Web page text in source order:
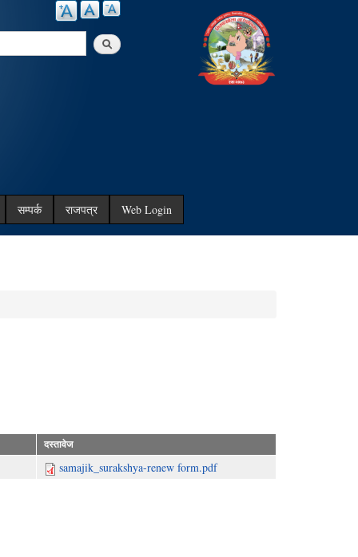
सम्पर्क राजपत्र Web Login
दस्तावेज
samajik_surakshya-renew form.pdf